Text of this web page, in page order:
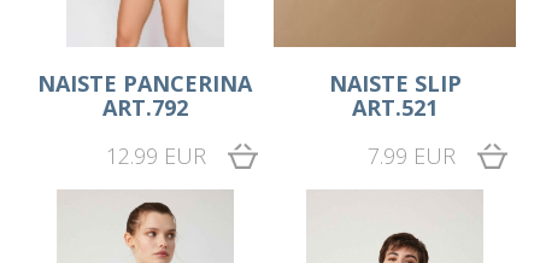
NAISTE PANCERINA
ART.792
12.99 EUR
NAISTE SLIP
ART.521
7.99 EUR